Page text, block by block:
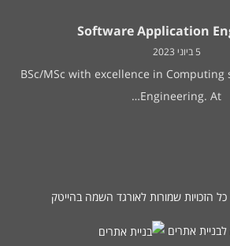
Software Application
5 ביוני 2023
BSc/MSc with excellence in Computing
Engineering. At…
כל הזכויות שמורות לאורגד השמה בהייטק
אתרים